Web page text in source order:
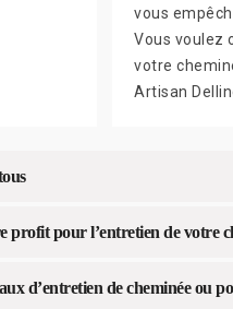
vous
Vous voulez
votre
Artisan
profit pour l’entretien de votre
d’entretien de cheminée ou